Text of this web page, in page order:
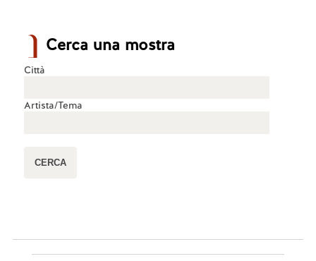
Cerca una mostra
Città
Artista/Tema